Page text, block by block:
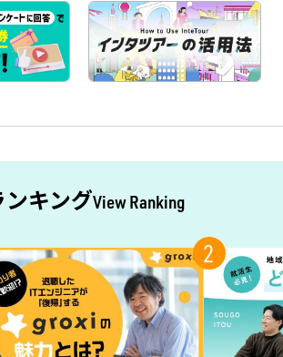
キングView Ranking
2